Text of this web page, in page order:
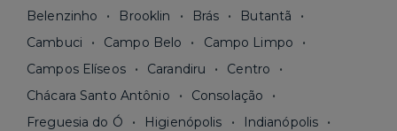
Belenzinho
Brooklin Brás
Butantã
Cambuci
Campo Belo
Campo Limpo
Campos Elíseos
Carandiru
Centro
Chácara Santo Antônio
Consolação
Freguesia do Ó
Higienópolis
Indianópolis